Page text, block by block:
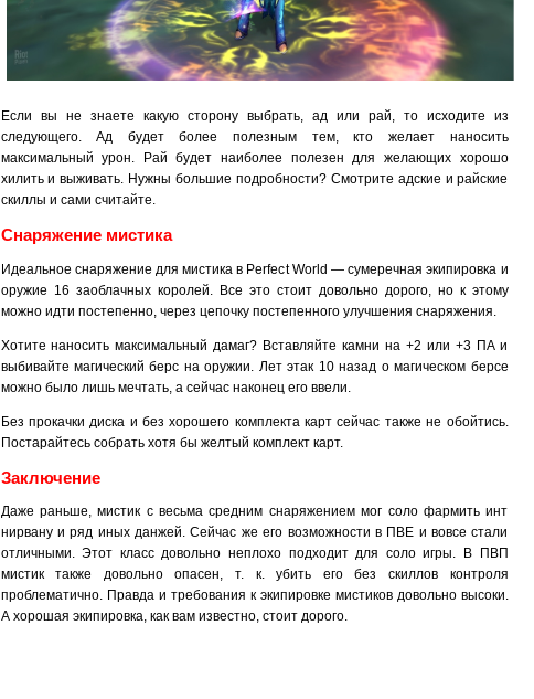
Если вы не знаете какую сторону выбрать, ад или рай, то исходите из
следующего. Ад будет более полезным тем, кто желает наносить
максимальный урон. Рай будет наиболее полезен для желающих хорошо
хилить и выживать. Нужны большие подробности? Смотрите адские и райские
скиллы и сами считайте.
Снаряжение мистика
Идеальное снаряжение для мистика в Perfect World — сумеречная экипировка и
оружие 16 заоблачных королей. Все это стоит довольно дорого, но к этому
можно идти постепенно, через цепочку постепенного улучшения снаряжения.
Хотите наносить максимальный дамаг? Вставляйте камни на +2 или +3 ПА и
выбивайте магический берс на оружии. Лет этак 10 назад о магическом берсе
можно было лишь мечтать, а сейчас наконец его ввели.
Без прокачки диска и без хорошего комплекта карт сейчас также не обойтись.
Постарайтесь собрать хотя бы желтый комплект карт.
Заключение
Даже раньше, мистик с весьма средним снаряжением мог соло фармить инт
нирвану и ряд иных данжей. Сейчас же его возможности в ПВЕ и вовсе стали
отличными. Этот класс довольно неплохо подходит для соло игры. В ПВП
мистик также довольно опасен, т. к. убить его без скиллов контроля
проблематично. Правда и требования к экипировке мистиков довольно высоки.
А хорошая экипировка, как вам известно, стоит дорого.